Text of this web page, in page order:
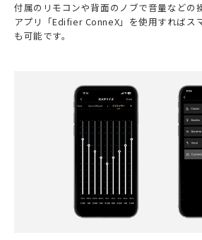
付属のリモコンや背面のノブで音量などの
アプリ「Edifier ConneX」を使用すればス
も可能です。